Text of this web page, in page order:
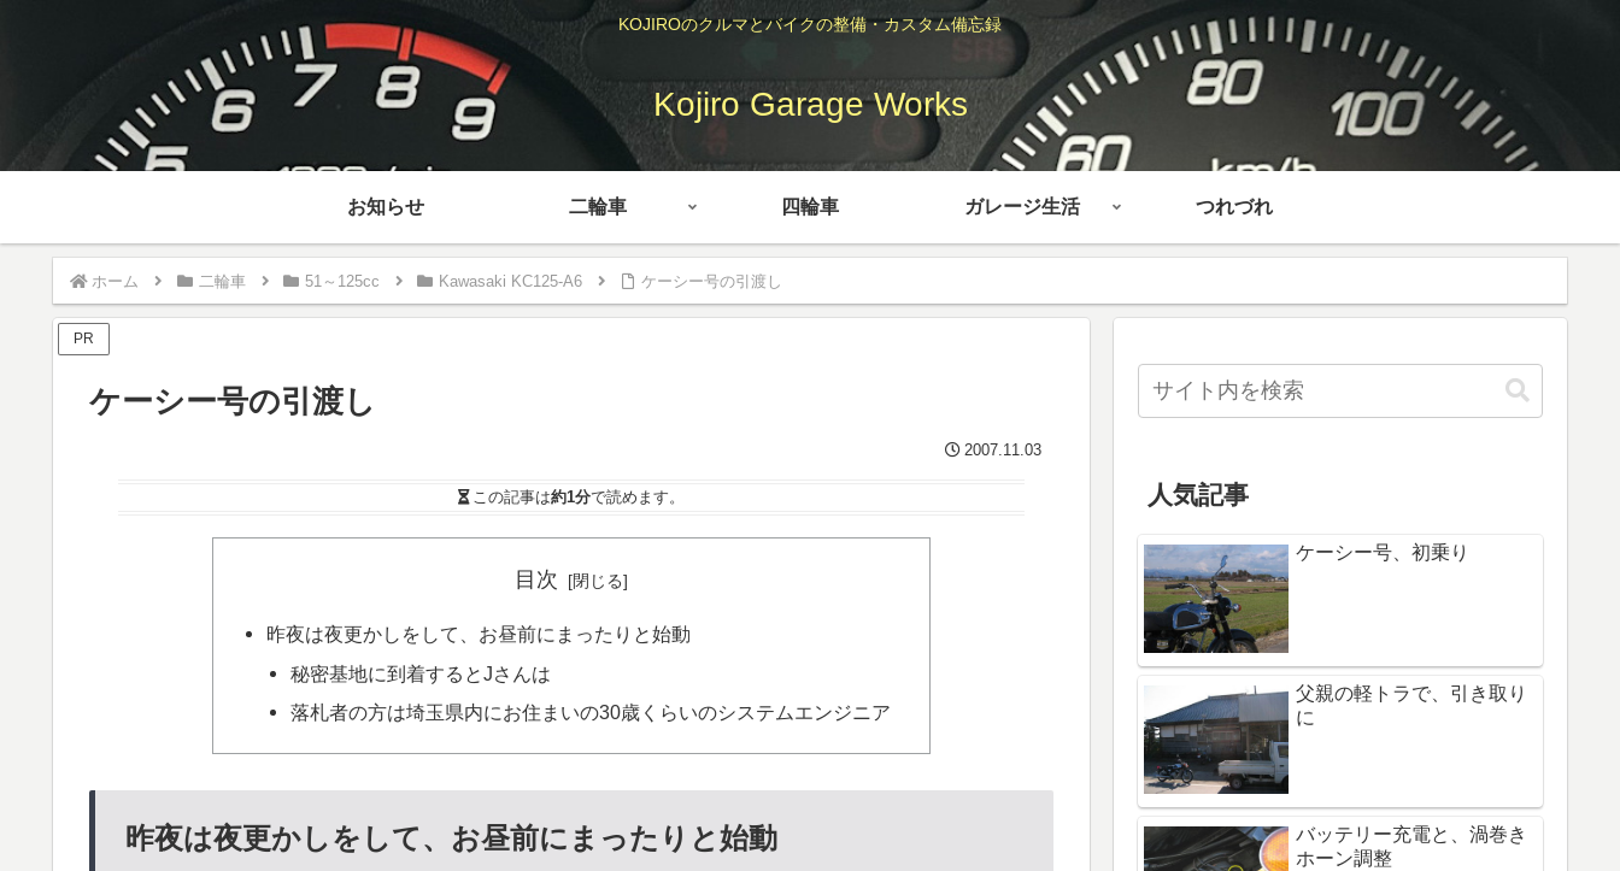
KOJIROのクルマとバイクの整備・カスタム備忘録
Kojiro Garage Works
お知らせ 二輪車 四輪車 ガレージ生活 つれづれ
ホーム 二輪車 51～125cc Kawasaki KC125-A6 ケーシー号の引渡し
PR
ケーシー号の引渡し
2007.11.03
この記事は約1分で読めます。
目次
昨夜は夜更かしをして、お昼前にまったりと始動
秘密基地に到着するとJさんは
落札者の方は埼玉県内にお住まいの30歳くらいのシステムエンジニア
昨夜は夜更かしをして、お昼前にまったりと始動
人気記事
ケーシー号、初乗り
父親の軽トラで、引き取り
に
バッテリー充電と、渦巻き
ホーン調整